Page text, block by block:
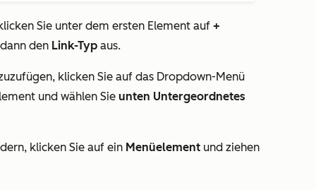
Sie unter dem ersten Element auf +
den Link-Typ aus.
klicken Sie auf das Dropdown-Menü
und wählen Sie unten Untergeordnetes
klicken Sie auf ein Menüelement und ziehen